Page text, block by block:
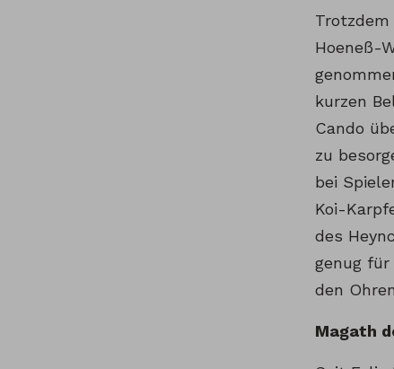
Hoeneß-
kurzen
Cando
zu
bei
Koi-
des
genug
den
Magath